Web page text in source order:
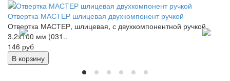
Отвертка МАСТЕР шлицевая двухкомпонент ручкой
Отвертка МАСТЕР, шлицевая, с двухкомпонентной ручкой
3,2х100 мм (031..
146 руб
В корзину